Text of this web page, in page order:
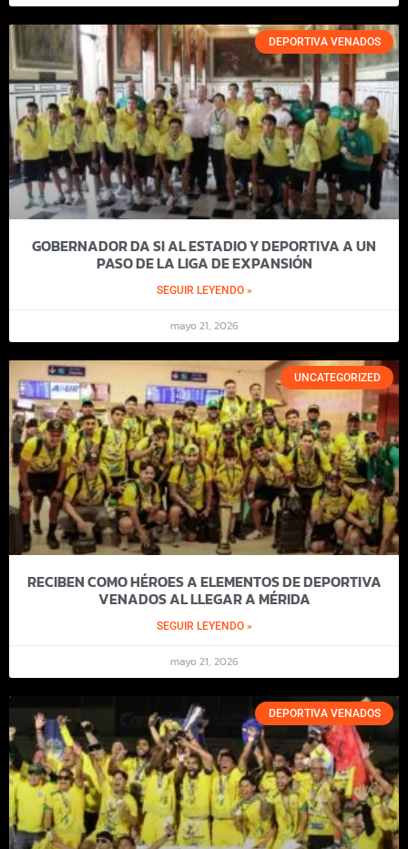
DEPORTIVA VENADOS
GOBERNADOR DA SI AL ESTADIO Y DEPORTIVA A UN
PASO DE LA LIGA DE EXPANSIÓN
SEGUIR LEYENDO »
mayo 21, 2026
UNCATEGORIZED
RECIBEN COMO HÉROES A ELEMENTOS DE DEPORTIVA
VENADOS AL LLEGAR A MÉRIDA
SEGUIR LEYENDO »
mayo 21, 2026
DEPORTIVA VENADOS